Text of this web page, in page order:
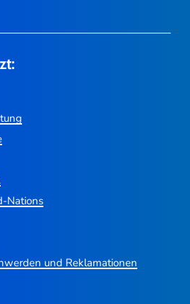
Nations
und Reklamationen